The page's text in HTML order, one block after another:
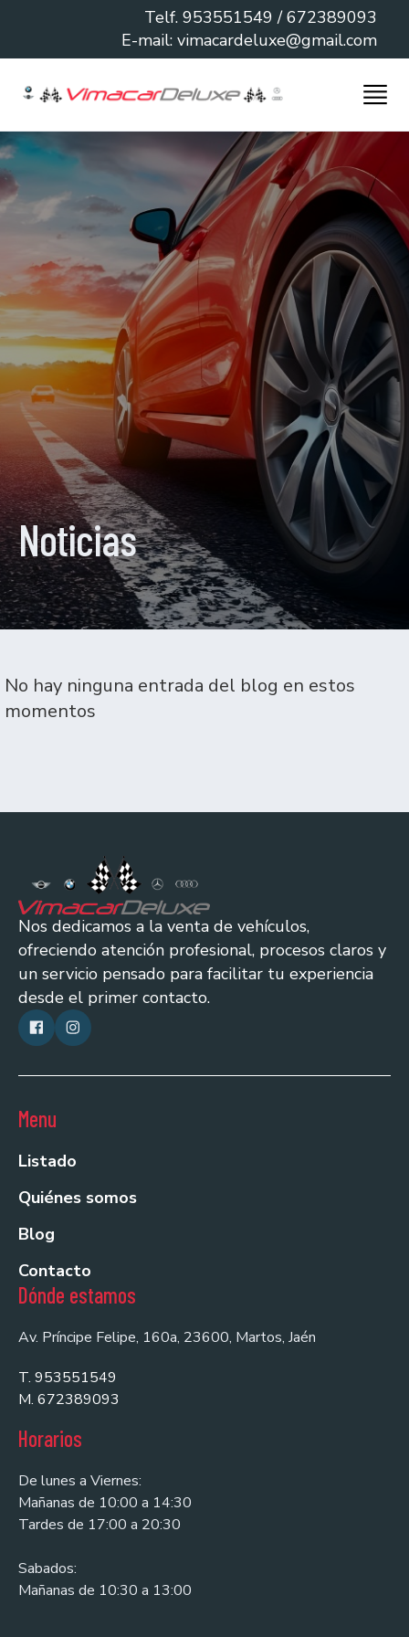
Telf. 953551549 / 672389093
E-mail: vimacardeluxe@gmail.com
Noticias
No hay ninguna entrada del blog en estos
momentos
Nos dedicamos a la venta de vehículos,
ofreciendo atención profesional, procesos claros y
un servicio pensado para facilitar tu experiencia
desde el primer contacto.
Menu
Listado
Quiénes somos
Blog
Contacto
Dónde estamos
Av. Príncipe Felipe, 160a, 23600, Martos, Jaén
T. 953551549
M. 672389093
Horarios
De lunes a Viernes:
Mañanas de 10:00 a 14:30
Tardes de 17:00 a 20:30
Sabados:
Mañanas de 10:30 a 13:00